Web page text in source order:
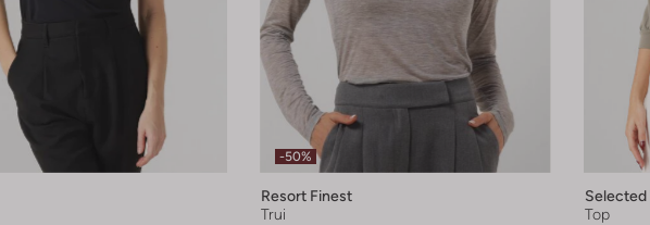
-50%
Resort Finest
Trui
Selected
Top